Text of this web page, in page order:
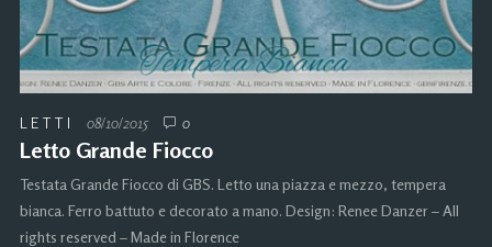
LETTI 08/10/2015 0
Letto Grande Fiocco
Testata Grande Fiocco di GBS. Letto una piazza e mezzo, tempera
bianca. Ferro battuto e decorato a mano. Design: Renee Danzer – All
rights reserved – Made in Florence